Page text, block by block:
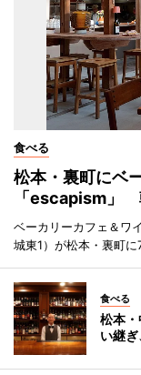
食べる
松本・裏町にベ
「escapism」
ベーカリーカフェ＆ワ
城東1）が松本・裏町に
食べる
松本
い継